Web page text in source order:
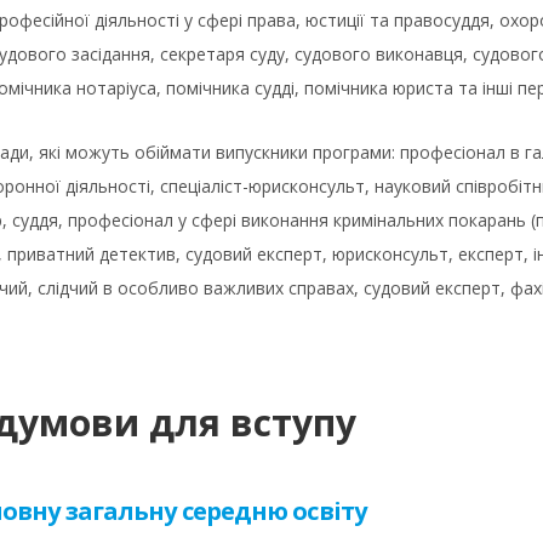
діяльності у сфері права, юстиції та правосуддя,
засідання, секретаря суду, судового виконавця,
нотаріуса, помічника судді, помічника юриста та інші
які можуть обіймати випускники програми: професіонал в
діяльності, спеціаліст-юрисконсульт, науковий
суддя, професіонал у сфері виконання кримінальних покарань
детектив, судовий експерт, юрисконсульт, експерт,
слідчий в особливо важливих справах, судовий експерт,
для вступу
загальну середню освіту